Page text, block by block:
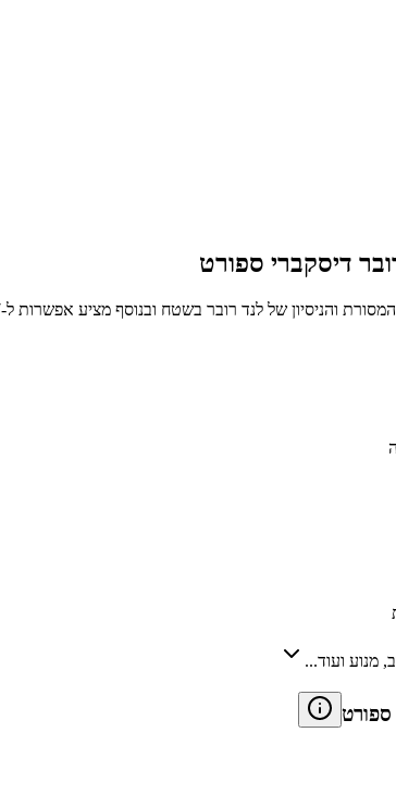
דיסקברי ספורט
של לנד רובר בשטח ובנוסף מציע אפשרות ל-7 מקומות ישיבה
מנוע ועוד...
ספורט